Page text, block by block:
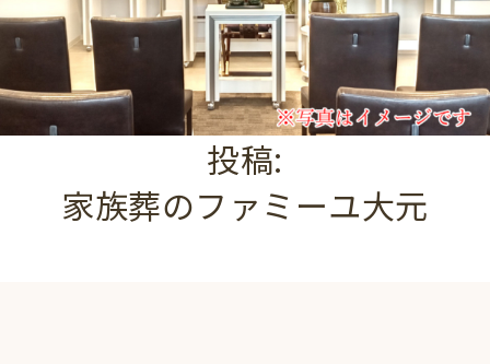
投稿:
家族葬のファミーユ大元